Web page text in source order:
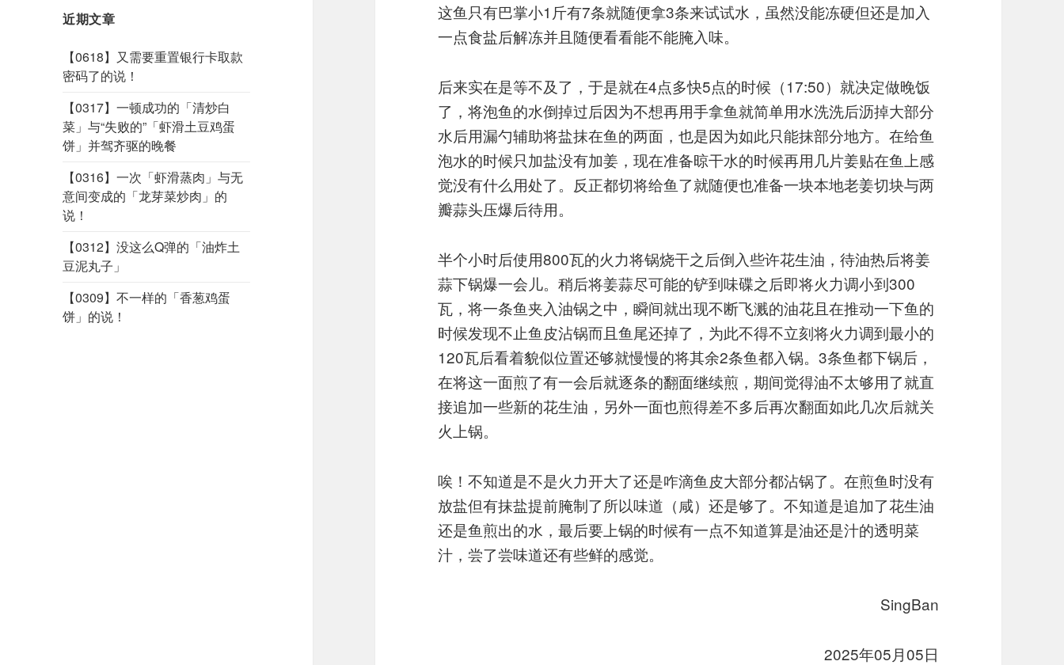
近期文章
【0618】又需要重置银行卡取款
密码了的说！
【0317】一顿成功的「清炒白
菜」与“失败的”「虾滑土豆鸡蛋
饼」并驾齐驱的晚餐
【0316】一次「虾滑蒸肉」与无
意间变成的「龙芽菜炒肉」的
说！
【0312】没这么Q弹的「油炸土
豆泥丸子」
【0309】不一样的「香葱鸡蛋
饼」的说！
这鱼只有巴掌小1斤有7条就随便拿3条来试试水，虽然没能冻硬但还是加入
一点食盐后解冻并且随便看看能不能腌入味。
后来实在是等不及了，于是就在4点多快5点的时候（17:50）就决定做晚饭
了，将泡鱼的水倒掉过后因为不想再用手拿鱼就简单用水洗洗后沥掉大部分
水后用漏勺辅助将盐抹在鱼的两面，也是因为如此只能抹部分地方。在给鱼
泡水的时候只加盐没有加姜，现在准备晾干水的时候再用几片姜贴在鱼上感
觉没有什么用处了。反正都切将给鱼了就随便也准备一块本地老姜切块与两
瓣蒜头压爆后待用。
半个小时后使用800瓦的火力将锅烧干之后倒入些许花生油，待油热后将姜
蒜下锅爆一会儿。稍后将姜蒜尽可能的铲到味碟之后即将火力调小到300
瓦，将一条鱼夹入油锅之中，瞬间就出现不断飞溅的油花且在推动一下鱼的
时候发现不止鱼皮沾锅而且鱼尾还掉了，为此不得不立刻将火力调到最小的
120瓦后看着貌似位置还够就慢慢的将其余2条鱼都入锅。3条鱼都下锅后，
在将这一面煎了有一会后就逐条的翻面继续煎，期间觉得油不太够用了就直
接追加一些新的花生油，另外一面也煎得差不多后再次翻面如此几次后就关
火上锅。
唉！不知道是不是火力开大了还是咋滴鱼皮大部分都沾锅了。在煎鱼时没有
放盐但有抹盐提前腌制了所以味道（咸）还是够了。不知道是追加了花生油
还是鱼煎出的水，最后要上锅的时候有一点不知道算是油还是汁的透明菜
汁，尝了尝味道还有些鲜的感觉。
SingBan
2025年05月05日